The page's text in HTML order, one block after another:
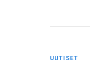
UUTISET